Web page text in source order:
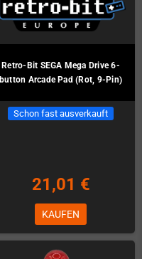
Retro-Bit SEGA Mega Drive 6-
button Arcade Pad (Rot, 9-Pin)
Schon fast ausverkauft
21,01 €
KAUFEN